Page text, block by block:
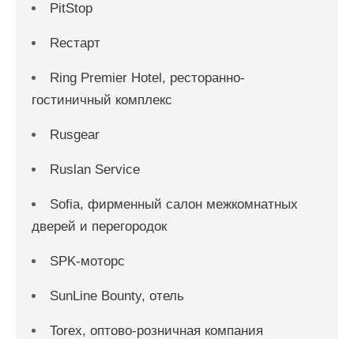
PitStop
Reстарт
Ring Premier Hotel, ресторанно-
гостиничный комплекс
Rusgear
Ruslan Service
Sofia, фирменный салон межкомнатных
дверей и перегородок
SPK-моторс
SunLine Bounty, отель
Torex, оптово-розничная компания